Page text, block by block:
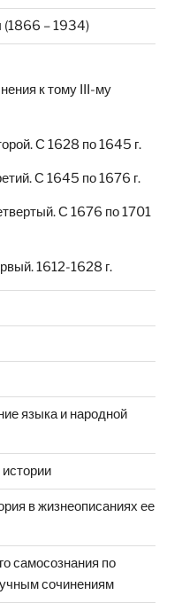
(1866 – 1934)
к тому III-му
С 1628 по 1645 г.
С 1645 по 1676 г.
С 1676 по 1701
1612-1628 г.
языка и народной
в жизнеописаниях ее
самосознания по
сочинениям